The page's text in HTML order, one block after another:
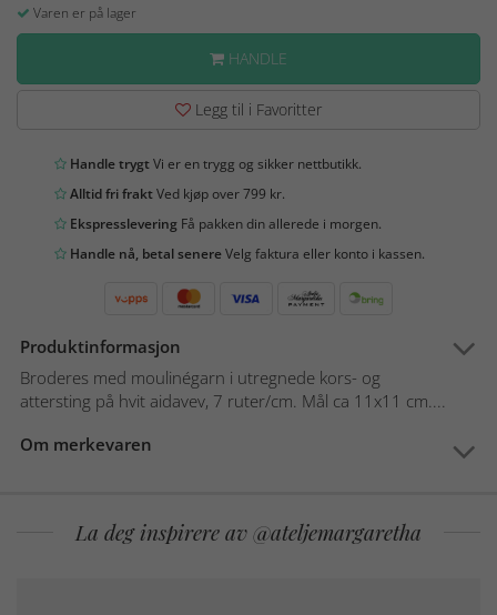
Varen er på lager
HANDLE
Legg til i Favoritter
Handle trygtVi er en trygg og sikker nettbutikk.
Alltid fri fraktVed kjøp over 799 kr.
Ekspresslevering Få pakken din allerede i morgen.
Handle nå, betal senereVelg faktura eller konto i kassen.
Produktinformasjon
Broderes med moulinégarn i utregnede kors- og
attersting på hvit aidavev, 7 ruter/cm. Mål ca 11x11 cm....
Om merkevaren
La deg inspirere av @ateljemargaretha